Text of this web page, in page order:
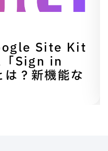
Site Kit
「Sign in
？新機能な